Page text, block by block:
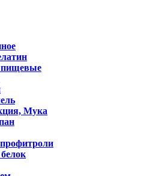
пищевые
Мука